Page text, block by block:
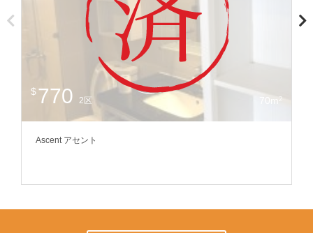
$770 2区 70m 2
Ascent アセント